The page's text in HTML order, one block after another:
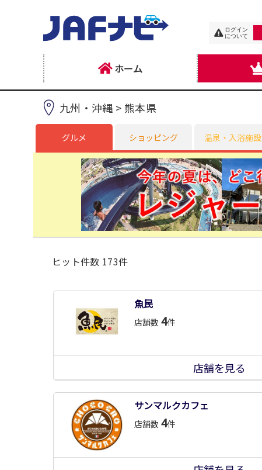
ログイン
について
ホーム
九州・沖縄 > 熊本県
グルメ ショッピング 温泉・入浴施設
ヒット件数 173件
魚民
店舗数 4件
店舗を見る
サンマルクカフェ
店舗数 4件